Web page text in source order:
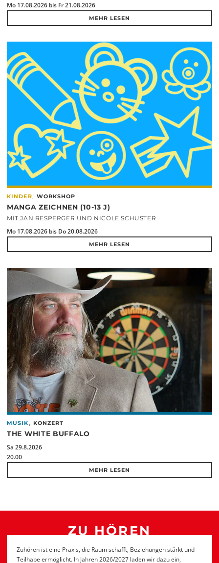
Mo 17.08.2026 bis Fr 21.08.2026
MEHR LESEN
KINDER, WORKSHOP
MANGA ZEICHNEN (10-13 J)
MIT JAN RESPERGER UND NICOLE SCHUSTER
Mo 17.08.2026 bis Do 20.08.2026
MEHR LESEN
MUSIK , KONZERT
THE WHITE BUFFALO
Sa 29.8.2026
20.00
MEHR LESEN
ZU HÖREN
Zuhören ist eine Praxis, die Raum schafft, Beziehungen stärkt und
Teilhabe ermöglicht. In Jahren 2026/2027 laden wir dazu ein,